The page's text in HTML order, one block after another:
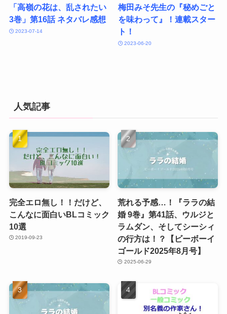
「高嶺の花は、乱されたい
3巻」第16話 ネタバレ感想
2023-07-14
梅田みそ先生の『秘めごと
を味わって』！連載スター
ト！
2023-06-20
人気記事
完全エロ無し！！だけど、
こんなに面白いBLコミック
10選
2019-09-23
荒れる予感…！『ララの結
婚 9巻』第41話、ウルジと
ラムダン、そしてシーシィ
の行方は！？【ビーボーイ
ゴールド2025年8月号】
2025-06-29